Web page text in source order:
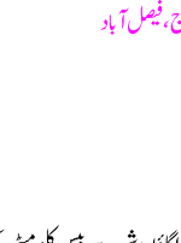
آباد